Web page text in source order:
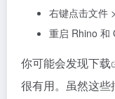
右键点击文件
重启 Rhino 和
你可能会发现下载
很有用。虽然这